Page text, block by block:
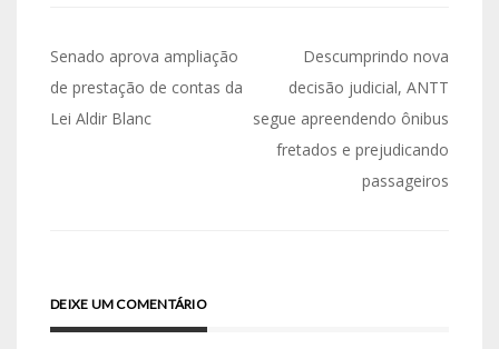
Senado aprova ampliação
de prestação de contas da
Lei Aldir Blanc
Descumprindo nova
decisão judicial, ANTT
segue apreendendo ônibus
fretados e prejudicando
passageiros
DEIXE UM COMENTÁRIO